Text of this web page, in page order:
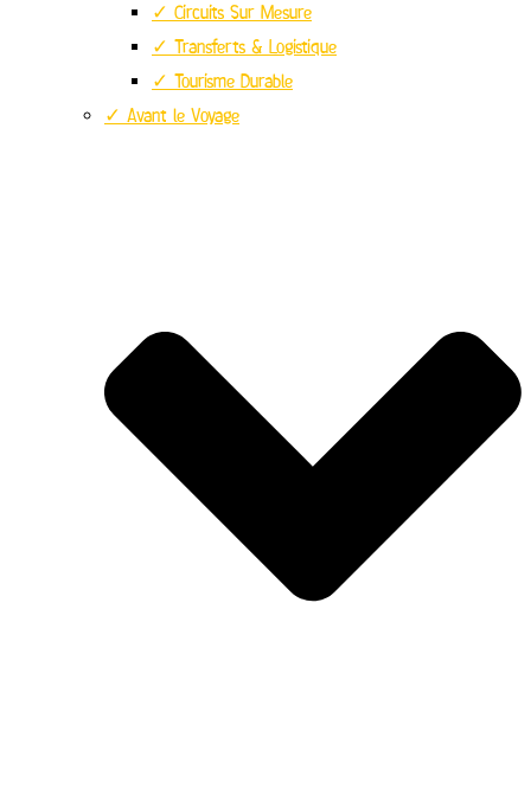
✓ Circuits Sur Mesure
✓ Transferts & Logistique
✓ Tourisme Durable
✓ Avant le Voyage